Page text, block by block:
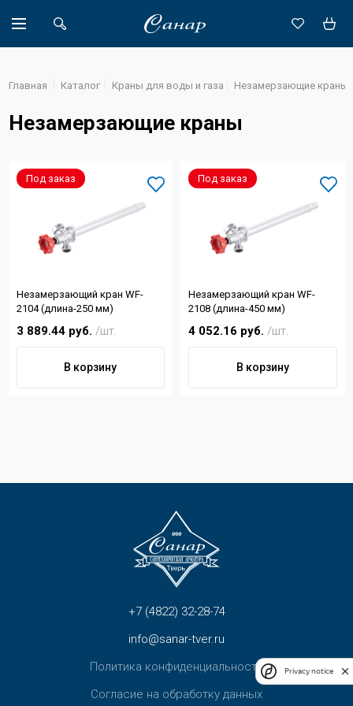
Каталог
О компании
Партнеры
Главная Каталог Краны для воды и газа Незамерзающие краны
Незамерзающие краны
Под заказ
Незамерзающий кран WF-
2104 (длина-250 мм)
3 889.44 руб. /шт.
В корзину
Под заказ
Незамерзающий кран WF-
2108 (длина-450 мм)
4 052.16 руб. /шт.
В корзину
+7 (4822) 32-28-74
info@sanar-tver.ru
Политика конфиденциальности
Согласие на обработку данных
Privacy notice